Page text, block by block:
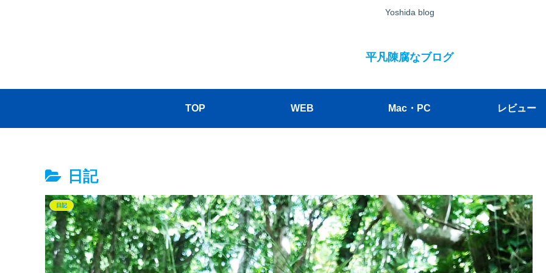
Yoshida blog
平凡陳腐なブログ
TOP WEB Mac・PC レビュー
日記
日記